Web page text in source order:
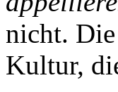
nicht.
Kultur,